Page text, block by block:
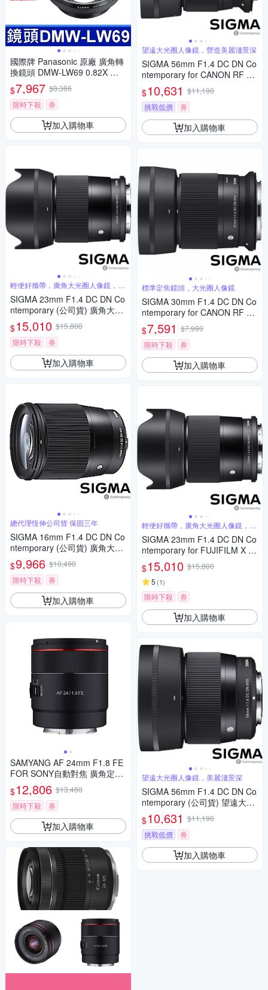
國際牌 Panasonic 原廠 廣角轉
換鏡頭 DMW-LW69 0.82X 相
機 DMC-LC1
$7,967 $8,386
限時下殺
券
加入購物車
輕便好攜帶，廣角大光圈人像鏡，美
麗淺景深
SIGMA 23mm F1.4 DC DN Co
ntemporary (公司貨) 廣角大光
圈定焦鏡 人像鏡 APS-C 無反微
單眼專用鏡頭
$15,010 $15,800
限時下殺
券
加入購物車
總代理恆伸公司貨 保固三年
SIGMA 16mm F1.4 DC DN Co
ntemporary (公司貨) 廣角大光
圈定焦鏡 人像鏡 APS-C 無反微
單眼專用鏡頭
$9,966 $10,490
限時下殺
券
加入購物車
SAMYANG AF 24mm F1.8 FE
FOR SONY自動對焦 廣角定焦
鏡頭 (公司貨)
$12,806 $13,480
限時下殺
券
加入購物車
望遠大光圈人像鏡，營造美麗淺景深
SIGMA 56mm F1.4 DC DN Co
ntemporary for CANON RF 接
環 (公司貨) 望遠大光圈定焦鏡
人像鏡 APS-C 無反微單眼專用
鏡頭
$10,631 $11,190
挑戰低價
券
加入購物車
標準定焦鏡頭，大光圈人像鏡
SIGMA 30mm F1.4 DC DN Co
ntemporary for CANON RF 接
環 (公司貨) 標準大光圈定焦鏡
人像鏡 APS-C 無反微單眼專用
鏡頭
$7,591 $7,990
限時下殺
券
加入購物車
輕便好攜帶，廣角大光圈人像鏡，美
麗淺景深
SIGMA 23mm F1.4 DC DN Co
ntemporary for FUJIFILM X 富
士接環 (公司貨) 廣角大光圈定
焦鏡 人像鏡 APS-C 無反微單眼
專用鏡頭
$15,010 $15,800
5 (1)
限時下殺 券
加入購物車
望遠大光圈人像鏡，美麗淺景深
SIGMA 56mm F1.4 DC DN Co
ntemporary (公司貨) 望遠大光
圈定焦鏡頭 人像鏡 APS-C 無反
微單眼專用鏡頭
$10,631 $11,190
挑戰低價
券
加入購物車